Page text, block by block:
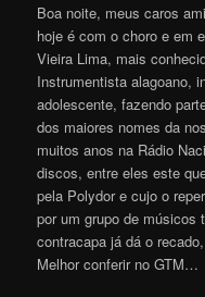
Boa noite, meus caros
hoje é com o choro e em
Vieira Lima, mais
Instrumentista alagoano,
adolescente, fazendo
dos maiores nomes da
muitos anos na Rádio
discos, entre eles este
pela Polydor e cujo o
por um grupo de
contracapa já dá o
Melhor conferir no GTM…